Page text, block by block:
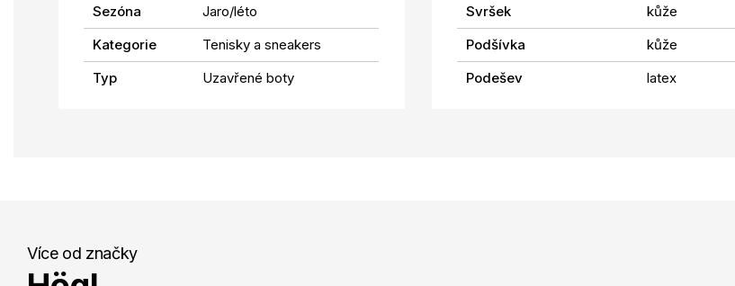
Sezóna
Jaro/léto
Kategorie
Tenisky a sneakers
Typ
Uzavřené boty
Svršek
kůže
Podšívka
kůže
Podešev
latex
Více od značky